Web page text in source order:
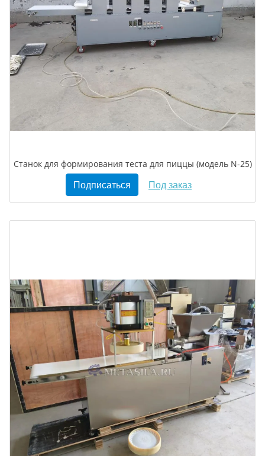
Станок для формирования теста для пиццы (модель N-25)
Подписаться Под заказ